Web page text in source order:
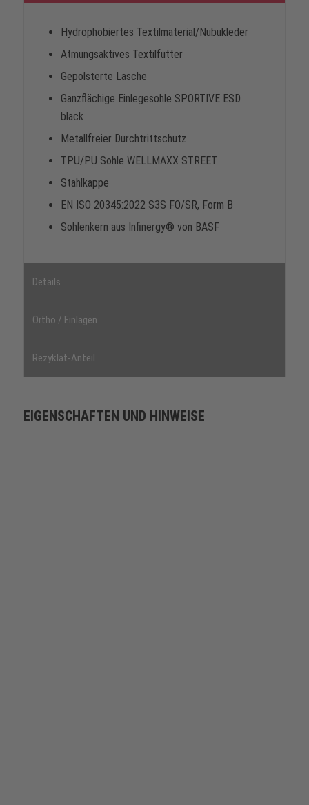
Hydrophobiertes Textilmaterial/Nubukleder
Atmungsaktives Textilfutter
Gepolsterte Lasche
Ganzflächige Einlegesohle SPORTIVE ESD
black
Metallfreier Durchtrittschutz
TPU/PU Sohle WELLMAXX STREET
Stahlkappe
EN ISO 20345:2022 S3S FO/SR, Form B
Sohlenkern aus Infinergy® von BASF
Details
Ortho / Einlagen
Rezyklat-Anteil
EIGENSCHAFTEN UND HINWEISE